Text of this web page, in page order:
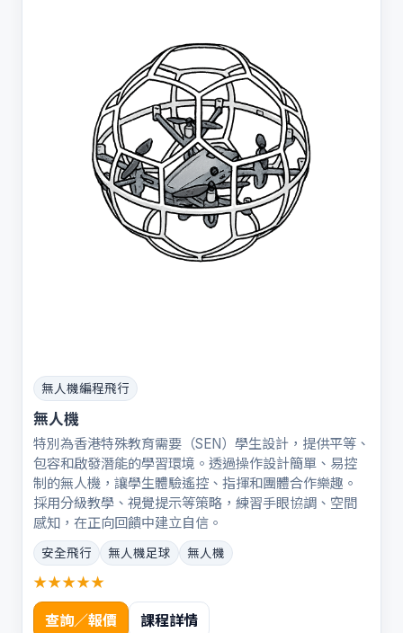
無人機編程飛行
無人機
特別為香港特殊教育需要（SEN）學生設計，提供平等、
包容和啟發潛能的學習環境。透過操作設計簡單、易控
制的無人機，讓學生體驗遙控、指揮和團體合作樂趣。
採用分級教學、視覺提示等策略，練習手眼協調、空間
感知，在正向回饋中建立自信。
安全飛行 無人機足球 無人機
★★★★★
查詢／報價 課程詳情